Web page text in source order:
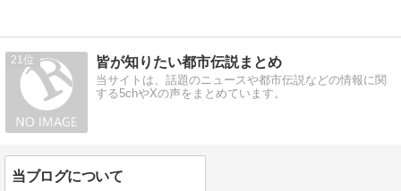
21 皆が知りたい都市伝説まとめ
当サイトは、話題のニュースや都市伝説などの情報に関
する5chやXの声をまとめています。
当ブログについて